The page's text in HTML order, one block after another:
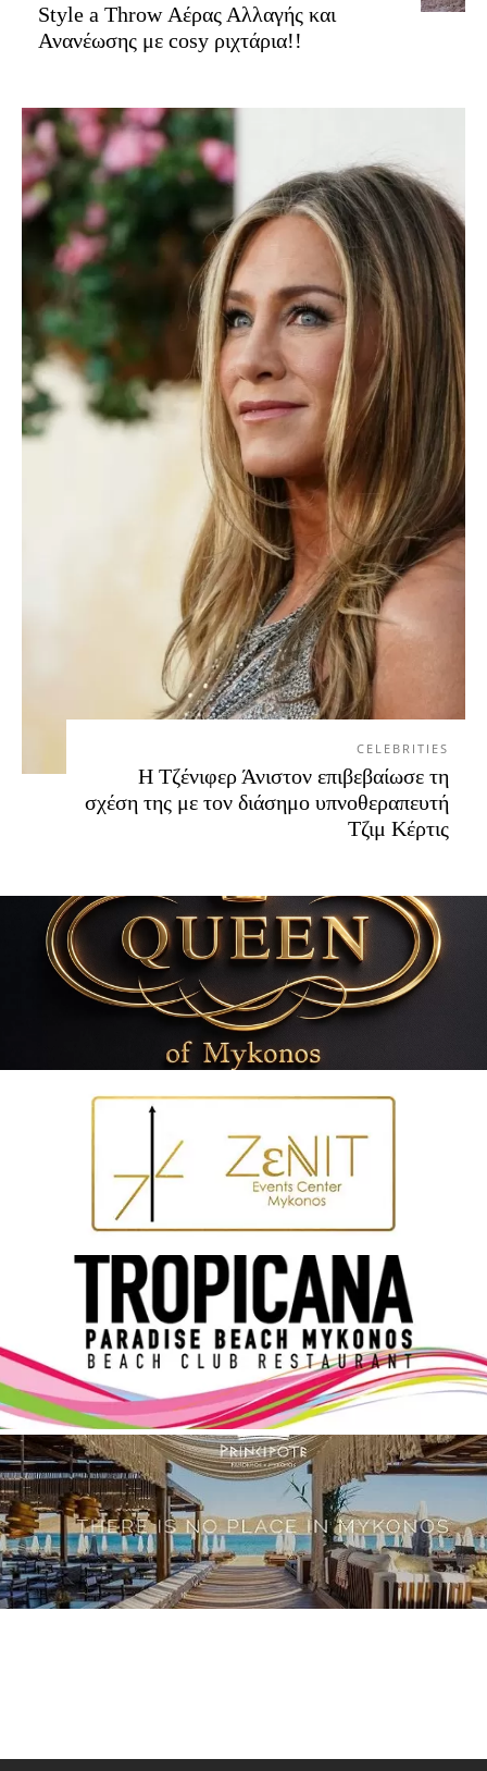
Style a Throw Αέρας Αλλαγής και
Ανανέωσης με cosy ριχτάρια!!
CELEBRITIES
Η Τζένιφερ Άνιστον επιβεβαίωσε τη
σχέση της με τον διάσημο υπνοθεραπευτή
Τζιμ Κέρτις